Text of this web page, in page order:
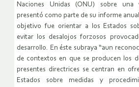
Naciones Unidas (ONU) sobre una
presentó como parte de su informe
objetivo fue orientar a los Estados
evitar los desalojos forzosos
desarrollo. En éste subraya “aun
de contextos en que se producen los
presentes directrices se centran en
Estados sobre medidas y